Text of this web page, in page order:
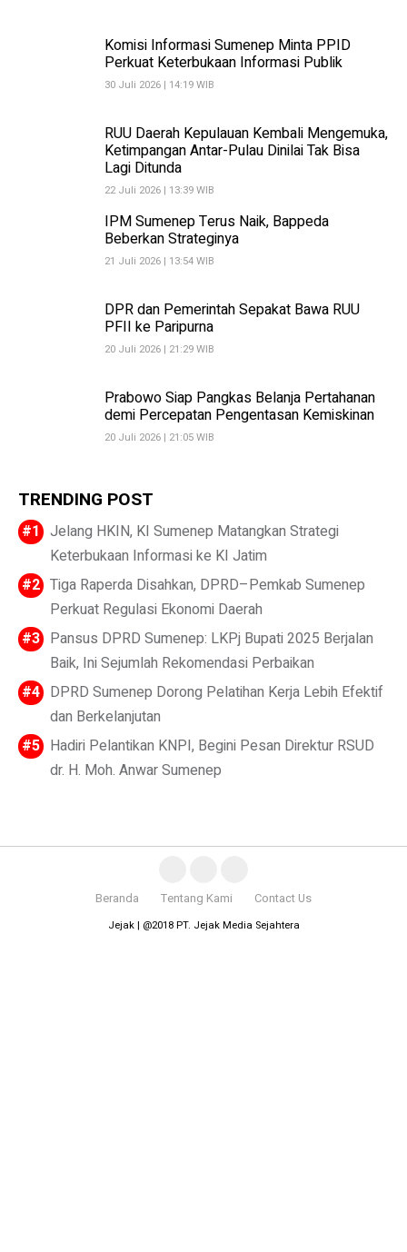
Komisi Informasi Sumenep Minta PPID
Perkuat Keterbukaan Informasi Publik
30 Juli 2026 | 14:19 WIB
RUU Daerah Kepulauan Kembali Mengemuka,
Ketimpangan Antar-Pulau Dinilai Tak Bisa
Lagi Ditunda
22 Juli 2026 | 13:39 WIB
IPM Sumenep Terus Naik, Bappeda
Beberkan Strateginya
21 Juli 2026 | 13:54 WIB
DPR dan Pemerintah Sepakat Bawa RUU
PFII ke Paripurna
20 Juli 2026 | 21:29 WIB
Prabowo Siap Pangkas Belanja Pertahanan
demi Percepatan Pengentasan Kemiskinan
20 Juli 2026 | 21:05 WIB
TRENDING POST
Jelang HKIN, KI Sumenep Matangkan Strategi
Keterbukaan Informasi ke KI Jatim
Tiga Raperda Disahkan, DPRD–Pemkab Sumenep
Perkuat Regulasi Ekonomi Daerah
Pansus DPRD Sumenep: LKPj Bupati 2025 Berjalan
Baik, Ini Sejumlah Rekomendasi Perbaikan
DPRD Sumenep Dorong Pelatihan Kerja Lebih Efektif
dan Berkelanjutan
Hadiri Pelantikan KNPI, Begini Pesan Direktur RSUD
dr. H. Moh. Anwar Sumenep
Beranda Tentang Kami Contact Us
Jejak | @2018 PT. Jejak Media Sejahtera